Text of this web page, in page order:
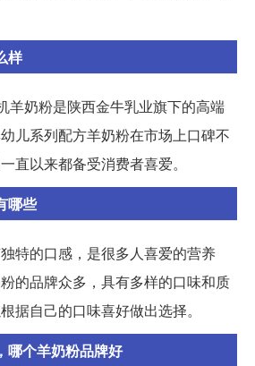
样
羊奶粉是陕西金牛乳业旗下的高端
儿系列配方羊奶粉在市场上口碑不
直以来都备受消费者喜爱。
哪些
特的口感，是很多人喜爱的营养
的品牌众多，具有多样的口味和质
据自己的口味喜好做出选择。
哪个羊奶粉品牌好